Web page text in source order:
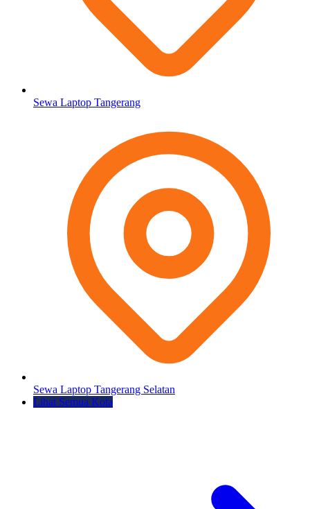
Sewa Laptop Tangerang
Sewa Laptop Tangerang Selatan
Lihat Semua Kota